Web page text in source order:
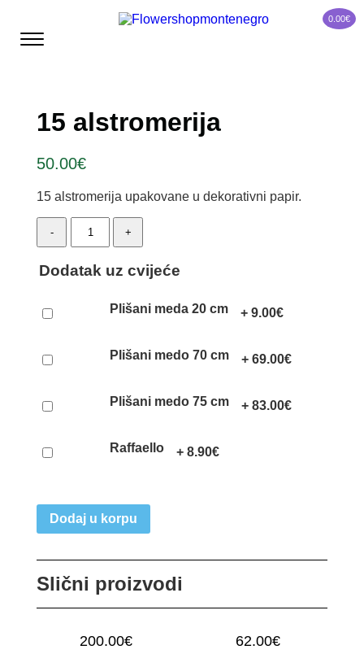
0.00€
15 alstromerija
50.00€
15 alstromerija upakovane u dekorativni papir.
-
alstromerija
+
Dodatak uz cvijeće
Plišani meda 20 cm + 9.00€
Plišani medo 70 cm + 69.00€
Plišani medo 75 cm + 83.00€
Raffaello + 8.90€
Dodaj u korpu
Slični proizvodi
200.00€ 62.00€